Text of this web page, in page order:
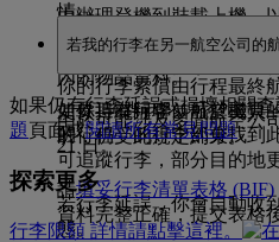
情。
由辦理登機到裝載上機，
以隨時追蹤行李位置，
行李在杜拜可供領取時
如要追蹤行李，可於主頁
的行程」的行李部分找到
可追蹤行李，部分目的地
若行李延誤，你會自動收
態。
若行李延誤，我們會開始
供相關文件，你亦需填妥
內的物品資料。
由於可能涉及多間航空公
21 日。
請填妥行李清單表格 (BIF)
資料完整正確，提交表格
若我的行李在另一航空公司的
你的行李索償由行程最終
使你持有阿聯酋航空機票
班，仍受此規定約束。
如果仍有行李延誤或損壞相關
題頁面或閱讀所有常見問題。
探索更多
行李限額 詳情請點擊這裡。